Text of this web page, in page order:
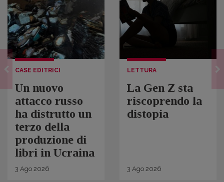
CASE EDITRICI
Un nuovo
attacco russo
ha distrutto un
terzo della
produzione di
libri in Ucraina
3 Ago 2026
LETTURA
La Gen Z sta
riscoprendo la
distopia
3 Ago 2026